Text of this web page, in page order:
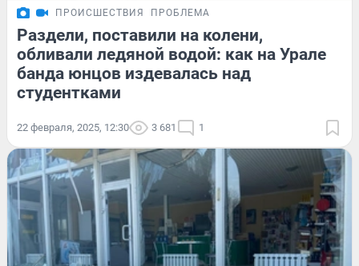
ПРОИСШЕСТВИЯ ПРОБЛЕМА
Раздели, поставили на колени,
обливали ледяной водой: как на Урале
банда юнцов издевалась над
студентками
22 февраля, 2025, 12:30 3 681 1